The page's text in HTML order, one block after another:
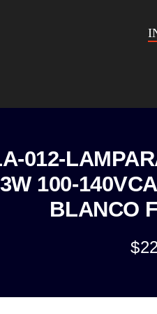
012-
3W 100-
BLANCO
$